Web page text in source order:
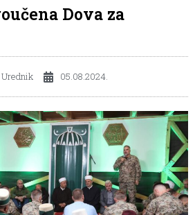
Dova za
Urednik 05.08.2024.